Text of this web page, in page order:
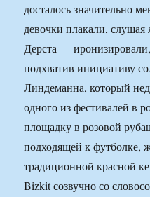
досталось значительно
девочки плакали,
Дерста —
подхватив инициативу
Линдеманна, который
одного из фестивалей в
площадку в розовой
подходящей к
традиционной красной
Bizkit созвучно со